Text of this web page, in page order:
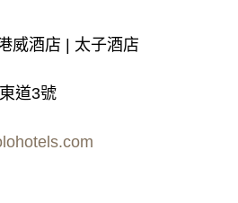
威酒店 | 太子酒店
道3號